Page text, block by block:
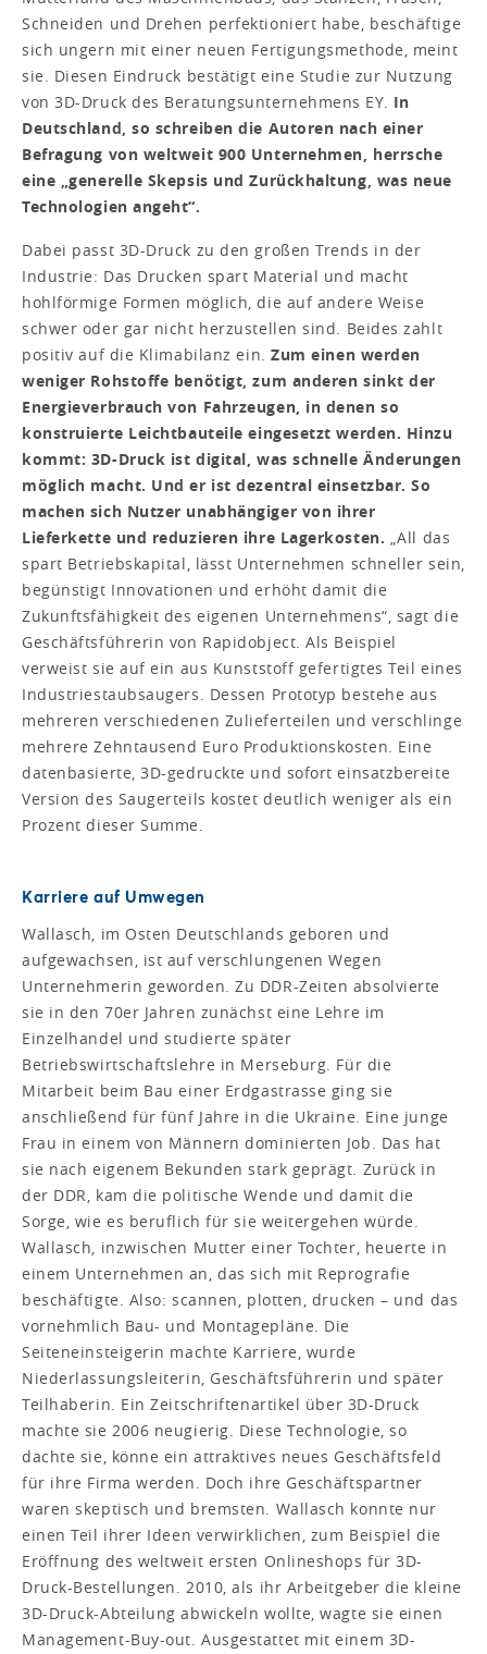
Schneiden und Drehen perfektioniert habe, beschäftige
sich ungern mit einer neuen Fertigungsmethode, meint
sie. Diesen Eindruck bestätigt eine Studie zur Nutzung
von 3D-Druck des Beratungsunternehmens EY. In
Deutschland, so schreiben die Autoren nach einer
Befragung von weltweit 900 Unternehmen, herrsche
eine „generelle Skepsis und Zurückhaltung, was neue
Technologien angeht“.
Dabei passt 3D-Druck zu den großen Trends in der
Industrie: Das Drucken spart Material und macht
hohlförmige Formen möglich, die auf andere Weise
schwer oder gar nicht herzustellen sind. Beides zahlt
positiv auf die Klimabilanz ein.Zum einen werden
weniger Rohstoffe benötigt, zum anderen sinkt der
Energieverbrauch von Fahrzeugen, in denen so
konstruierte Leichtbauteile eingesetzt werden. Hinzu
kommt: 3D-Druck ist digital, was schnelle Änderungen
möglich macht. Und er ist dezentral einsetzbar. So
machen sich Nutzer unabhängiger von ihrer
Lieferkette und reduzieren ihre Lagerkosten. „All das
spart Betriebskapital, lässt Unternehmen schneller sein,
begünstigt Innovationen und erhöht damit die
Zukunftsfähigkeit des eigenen Unternehmens“, sagt die
Geschäftsführerin von Rapidobject. Als Beispiel
verweist sie auf ein aus Kunststoff gefertigtes Teil eines
Industriestaubsaugers. Dessen Prototyp bestehe aus
mehreren verschiedenen Zulieferteilen und verschlinge
mehrere Zehntausend Euro Produktionskosten. Eine
datenbasierte, 3D-gedruckte und sofort einsatzbereite
Version des Saugerteils kostet deutlich weniger als ein
Prozent dieser Summe.
Karriere auf Umwegen
Wallasch, im Osten Deutschlands geboren und
aufgewachsen, ist auf verschlungenen Wegen
Unternehmerin geworden. Zu DDR-Zeiten absolvierte
sie in den 70er Jahren zunächst eine Lehre im
Einzelhandel und studierte später
Betriebswirtschaftslehre in Merseburg. Für die
Mitarbeit beim Bau einer Erdgastrasse ging sie
anschließend für fünf Jahre in die Ukraine. Eine junge
Frau in einem von Männern dominierten Job. Das hat
sie nach eigenem Bekunden stark geprägt. Zurück in
der DDR, kam die politische Wende und damit die
Sorge, wie es beruflich für sie weitergehen würde.
Wallasch, inzwischen Mutter einer Tochter, heuerte in
einem Unternehmen an, das sich mit Reprografie
beschäftigte. Also: scannen, plotten, drucken – und das
vornehmlich Bau- und Montagepläne. Die
Seiteneinsteigerin machte Karriere, wurde
Niederlassungsleiterin, Geschäftsführerin und später
Teilhaberin. Ein Zeitschriftenartikel über 3D-Druck
machte sie 2006 neugierig. Diese Technologie, so
dachte sie, könne ein attraktives neues Geschäftsfeld
für ihre Firma werden. Doch ihre Geschäftspartner
waren skeptisch und bremsten. Wallasch konnte nur
einen Teil ihrer Ideen verwirklichen, zum Beispiel die
Eröffnung des weltweit ersten Onlineshops für 3D-
Druck-Bestellungen. 2010, als ihr Arbeitgeber die kleine
3D-Druck-Abteilung abwickeln wollte, wagte sie einen
Management-Buy-out. Ausgestattet mit einem 3D-